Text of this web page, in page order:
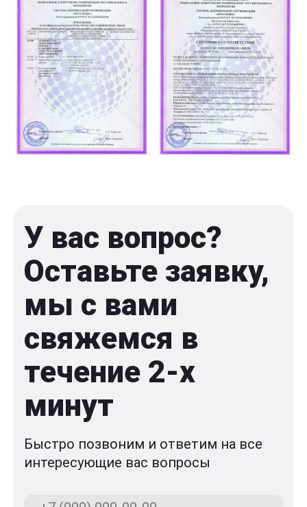
У вас вопрос?
Оставьте заявку,
мы с вами
свяжемся в
течение 2-x
минут
Быстро позвоним и ответим на все
интересующие вас вопросы